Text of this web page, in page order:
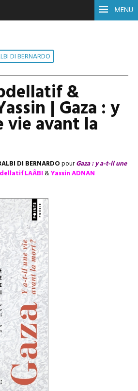
MENU
DI BERNARDO
&
| Gaza : y
avant la
DI BERNARDOpourGaza : y a-t-il une
LAÂBI &Yassin ADNAN